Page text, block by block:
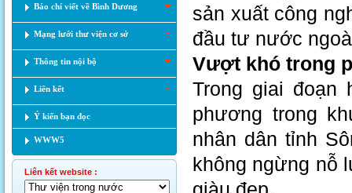
Báo chí viết về Bình Dương
Mạng lưới thư viện cơ sở
Thông tin nội bộ
Liên kết
Ý kiến bạn đọc
WWW5
Liên kết website :
sản xuất công
đầu tư nước
Vượt khó trong
Trong giai đoạn
phương trong
nhân dân tỉnh
không ngừng nỗ